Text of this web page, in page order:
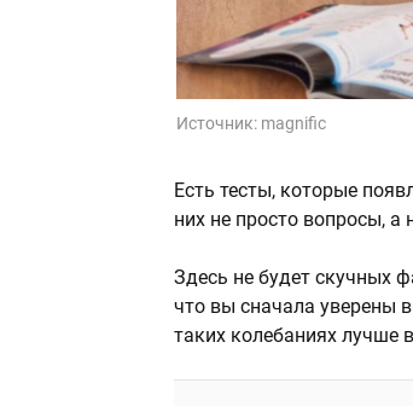
Источник: magnific
Есть тесты, которые
них не просто вопросы, а
Здесь не будет скучных
что вы сначала уверены
таких колебаниях лучше